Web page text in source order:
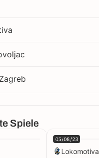
Spiele
05/08/23
Lokomotiva